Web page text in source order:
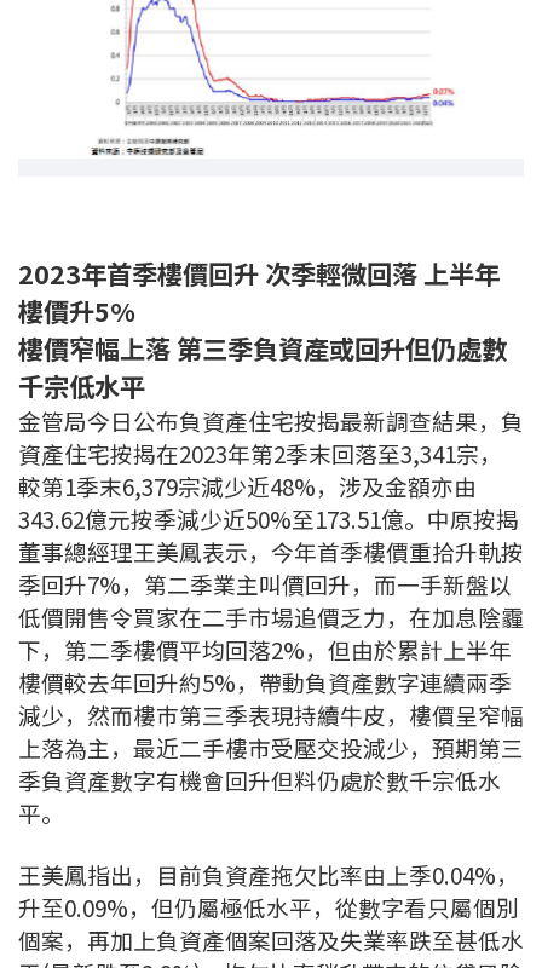
新聞/研究
按市新聞
統計數據庫
按揭快趣智識
按揭智庫
樓按專欄
按揭百科
實時銀行資訊
裝修·保險優惠
免費裝修轉介服務
裝修設計專欄
火險、家居、寵物保險
保險資訊專欄
2023年首季樓價回升 次季輕微回落 上半年
樓價升5%
樓價窄幅上落 第三季負資產或回升但仍處數
千宗低水平
金管局今日公布負資產住宅按揭最新調查結果，負
資產住宅按揭在2023年第2季末回落至3,341宗，
較第1季末6,379宗減少近48%，涉及金額亦由
343.62億元按季減少近50%至173.51億。中原按揭
董事總經理王美鳳表示，今年首季樓價重拾升軌按
季回升7%，第二季業主叫價回升，而一手新盤以
低價開售令買家在二手市場追價乏力，在加息陰霾
下，第二季樓價平均回落2%，但由於累計上半年
樓價較去年回升約5%，帶動負資產數字連續兩季
減少，然而樓巿第三季表現持續牛皮，樓價呈窄幅
上落為主，最近二手樓市受壓交投減少，預期第三
季負資產數字有機會回升但料仍處於數千宗低水
平。
王美鳳指出，目前負資產拖欠比率由上季0.04%，
升至0.09%，但仍屬極低水平，從數字看只屬個別
個案，再加上負資產個案回落及失業率跌至甚低水